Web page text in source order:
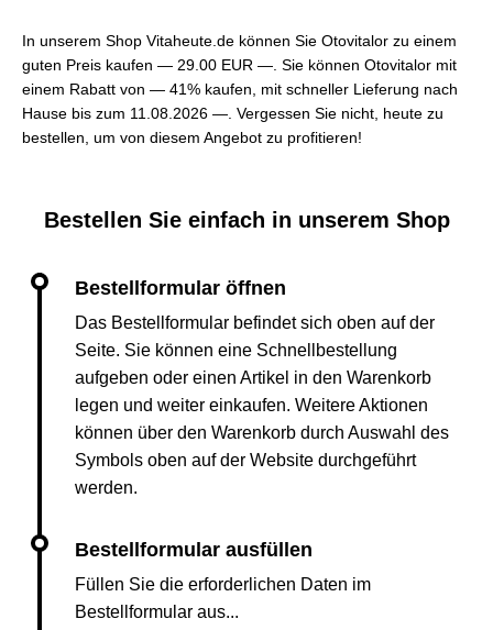
In unserem Shop Vitaheute.de können Sie Otovitalor zu einem
guten Preis kaufen — 29.00 EUR — . Sie können Otovitalor mit
einem Rabatt von — 41% kaufen, mit schneller Lieferung nach
Hause bis zum 11.08.2026 —. Vergessen Sie nicht, heute zu
bestellen, um von diesem Angebot zu profitieren!
Bestellen Sie einfach in unserem Shop
Das Bestellformular befindet sich oben auf der
Seite. Sie können eine Schnellbestellung
aufgeben oder einen Artikel in den Warenkorb
legen und weiter einkaufen. Weitere Aktionen
können über den Warenkorb durch Auswahl des
Symbols oben auf der Website durchgeführt
werden.
Füllen Sie die erforderlichen Daten im
Bestellformular aus...